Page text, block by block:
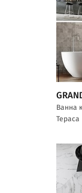
Ванна
Тераса